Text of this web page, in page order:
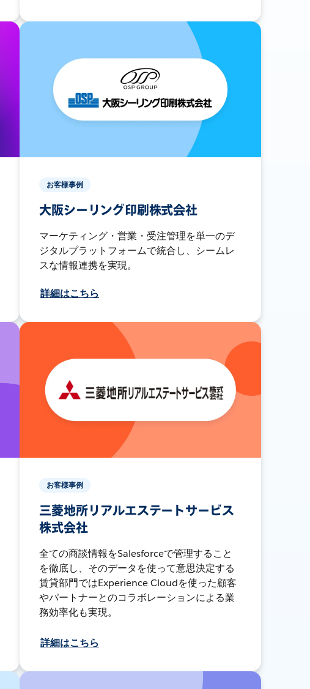
お客様事例
大阪シーリング印刷株式会社
マーケティング・営業・受注管理を単一のデ
ジタルプラットフォームで統合し、シームレ
スな情報連携を実現。
詳細はこちら
お客様事例
三菱地所リアルエステートサービス
株式会社
全ての商談情報をSalesforceで管理すること
を徹底し、そのデータを使って意思決定する
賃貸部門ではExperience Cloudを使った顧客
やパートナーとのコラボレーションによる業
務効率化も実現。
詳細はこちら